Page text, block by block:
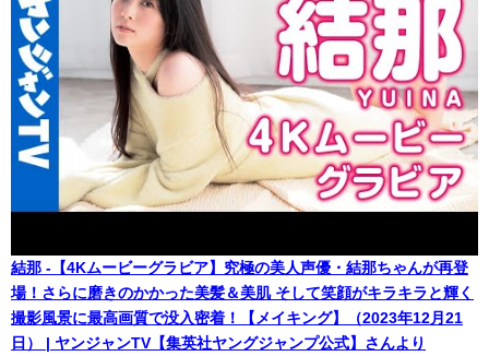
結那 -【4Kムービーグラビア】究極の美人声優・結那ちゃんが再登
場！さらに磨きのかかった美髪＆美肌 そして笑顔がキラキラと輝く
撮影風景に最高画質で没入密着！【メイキング】（2023年12月21
日） | ヤンジャンTV【集英社ヤングジャンプ公式】さんより